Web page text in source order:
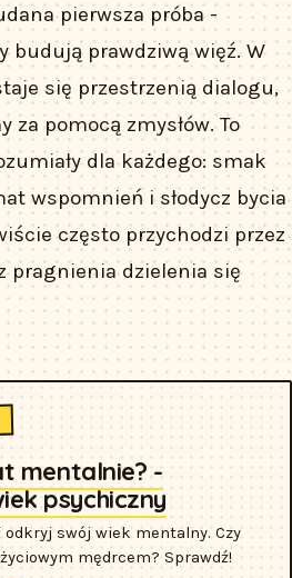
pierwsza próba -
budują prawdziwą więź. W
się przestrzenią dialogu,
pomocą zmysłów. To
dla każdego: smak
wspomnień i słodycz bycia
często przychodzi przez
pragnienia dzielenia się
mentalnie? -
psychiczny
odkryj swój wiek mentalny. Czy
mędrcem? Sprawdź!